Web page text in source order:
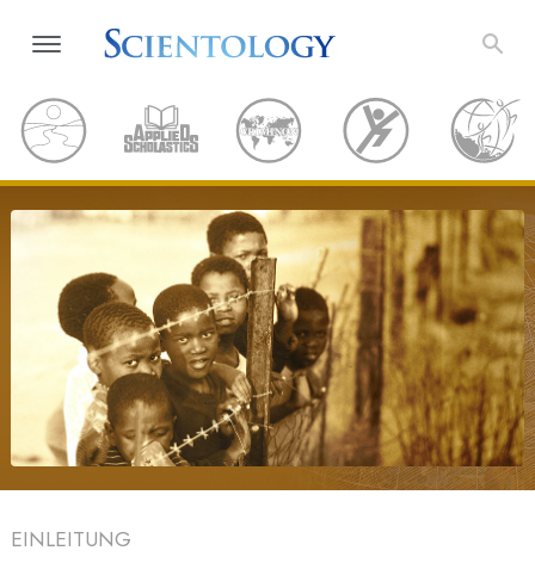
EINLEITUNG